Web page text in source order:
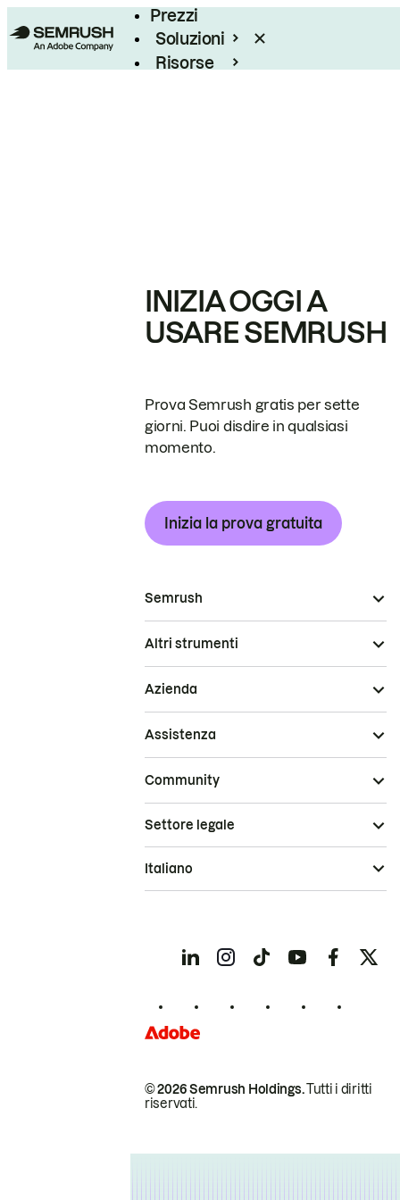
Prezzi
Soluzioni
Risorse
INIZIA OGGI A
USARE SEMRUSH
Prova Semrush gratis per sette
giorni. Puoi disdire in qualsiasi
momento.
Inizia la prova gratuita
Semrush
Altri strumenti
Azienda
Assistenza
Community
© 2026 Semrush Holdings.Tutti i diritti
riservati.
Settore legale
Italiano